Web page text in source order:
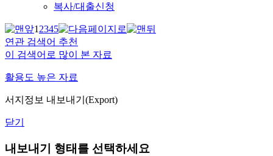
복사/대출신청
12345
연관 검색어 추천
이 검색어로 많이 본 자료
활용도 높은 자료
서지정보 내보내기(Export)
닫기
내보내기 형태를 선택하세요